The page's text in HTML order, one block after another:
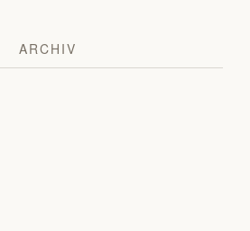
ARCHIV